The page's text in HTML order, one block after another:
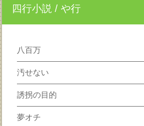
四行小説 / や行
八百万
汚せない
誘拐の目的
夢オチ